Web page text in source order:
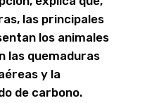
las principales
los animales
las quemaduras
y la
de carbono.